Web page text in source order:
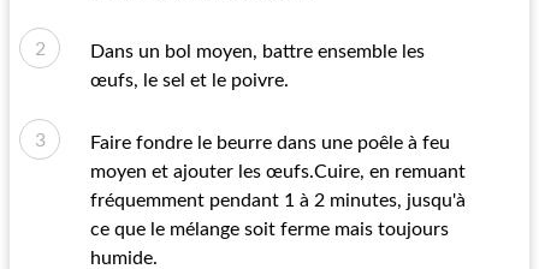
Dans un bol moyen, battre ensemble les
œufs, le sel et le poivre.
Faire fondre le beurre dans une poêle à feu
moyen et ajouter les œufs.Cuire, en remuant
fréquemment pendant 1 à 2 minutes, jusqu'à
ce que le mélange soit ferme mais toujours
humide.